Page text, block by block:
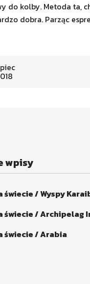
do kolby. Metoda ta,
dobra. Parząc
wpisy
świecie / Wyspy
świecie / Archipelag
świecie / Arabia